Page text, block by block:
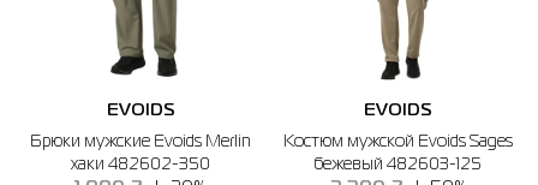
EVOIDS
Брюки мужские Evoids Merlin
хаки 482602-350
EVOIDS
Костюм мужской Evoids Sages
бежевый 482603-125